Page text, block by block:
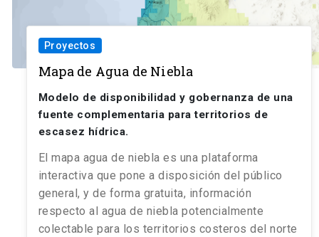
Proyectos
Mapa de Agua de Niebla
Modelo de disponibilidad y gobernanza de una
fuente complementaria para territorios de
escasez hídrica.
El mapa agua de niebla es una plataforma
interactiva que pone a disposición del público
general, y de forma gratuita, información
respecto al agua de niebla potencialmente
colectable para los territorios costeros del norte